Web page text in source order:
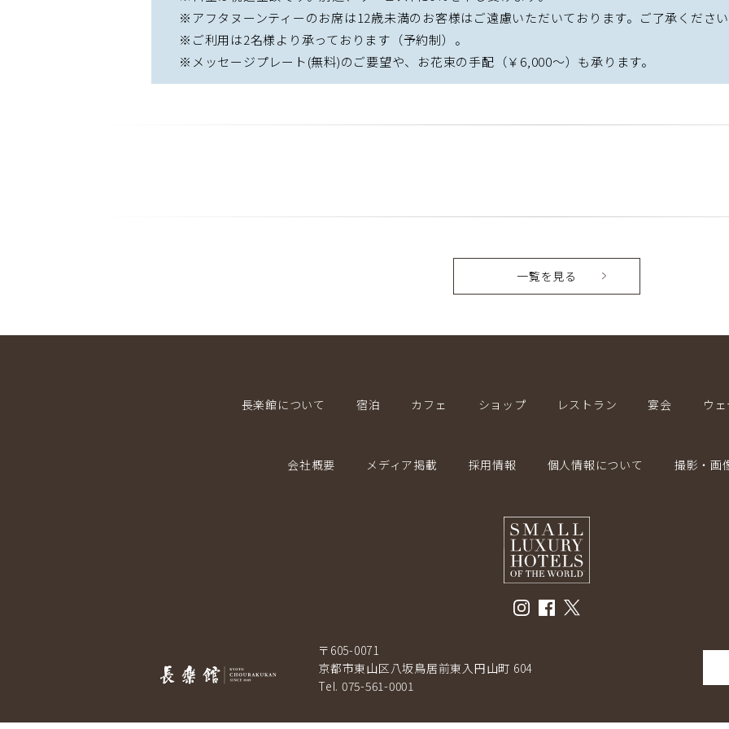
※アフタヌーンティーのお席は12歳未満のお客様はご遠慮いただいております。ご了承くださ
※ご利用は2名様より承っております（予約制）。
※メッセージプレート(無料)のご要望や、お花束の手配（￥6,000～）も承ります。
一覧を見る
長楽館について 宿泊 カフェ ショップ レストラン 宴会 ウ
会社概要 メディア掲載 採用情報 個人情報について 撮影・画
〒605-0071
京都市東山区八坂鳥居前東入円山町 604
Tel. 075-561-0001